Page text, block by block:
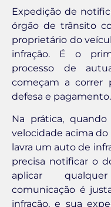
Expedição de
órgão de trânsito
proprietário do
infração. É o
processo de
começam a correr
defesa e pagamento.
Na prática,
velocidade acima
lavra um auto de
precisa notificar o
aplicar
comunicação é
infração, e sua